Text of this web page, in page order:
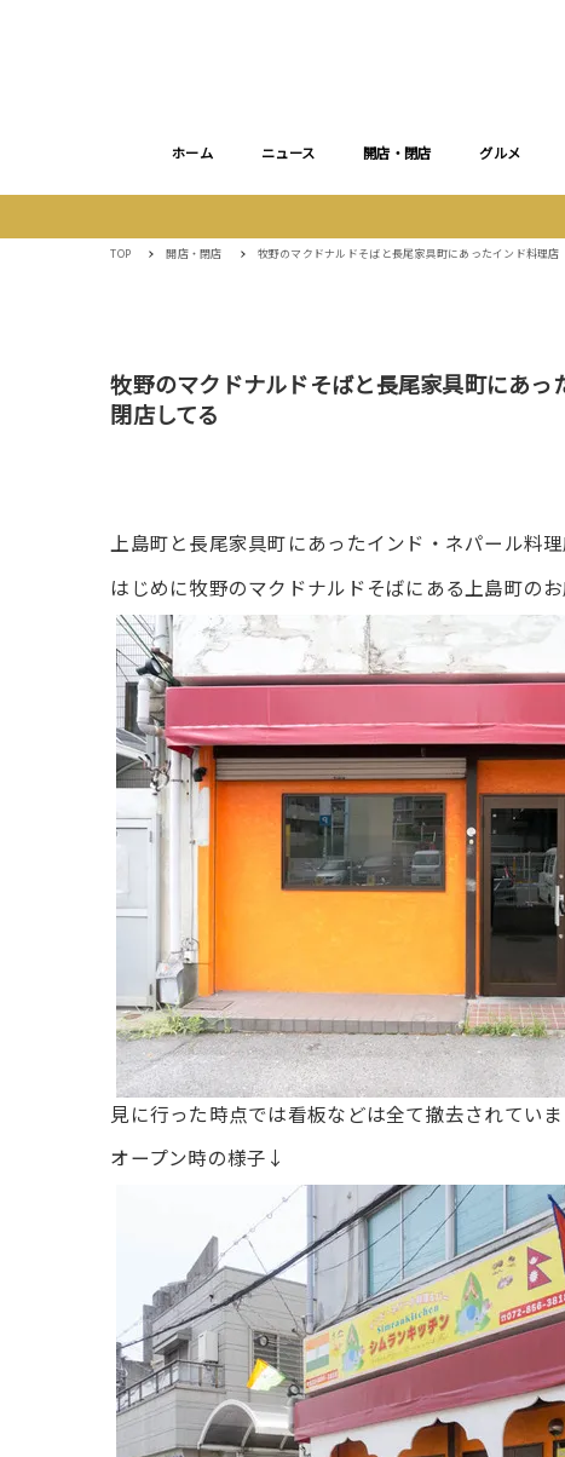
ホーム ニュース 開店・閉店 グルメ
TOP 開店・閉店 牧野のマクドナルドそばと長尾家具町にあったインド料理
牧野のマクドナルドそばと長尾家具町にあ
閉店してる
上島町と長尾家具町にあったインド・ネパール料
はじめに牧野のマクドナルドそばにある上島町の
見に行った時点では看板などは全て撤去されていま
オープン時の様子↓